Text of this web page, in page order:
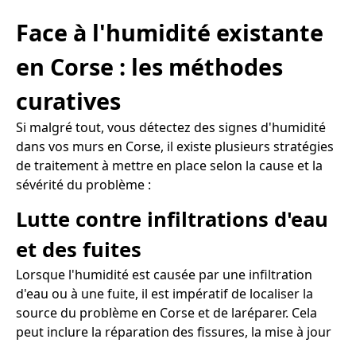
Face à l'humidité existante
en Corse : les méthodes
curatives
Si malgré tout, vous détectez des signes d'humidité
dans vos murs en Corse, il existe plusieurs stratégies
de traitement à mettre en place selon la cause et la
sévérité du problème :
Lutte contre infiltrations d'eau
et des fuites
Lorsque l'humidité est causée par une infiltration
d'eau ou à une fuite, il est impératif de localiser la
source du problème en Corse et de laréparer. Cela
peut inclure la réparation des fissures, la mise à jour